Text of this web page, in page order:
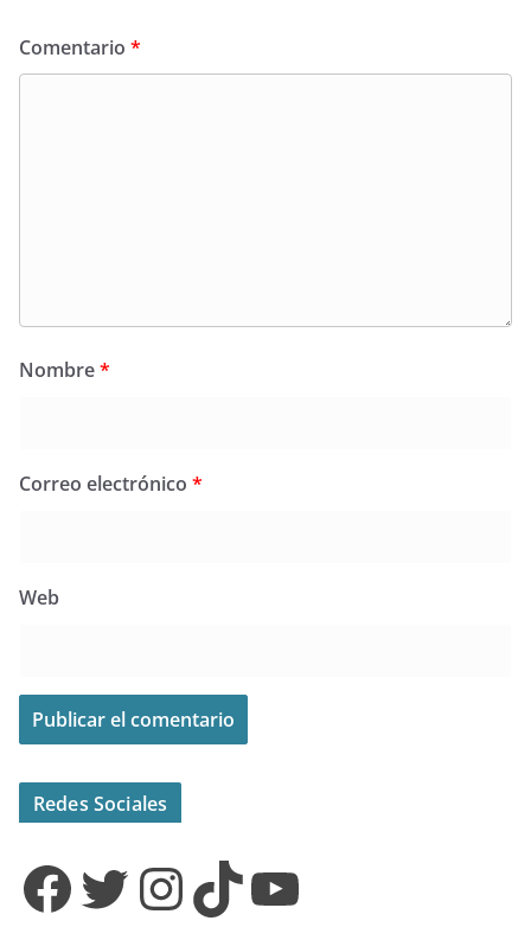
Comentario *
Nombre*
Correo electrónico *
Web
Redes Sociales
Facebook Twitter InstagramTikTok YouTube